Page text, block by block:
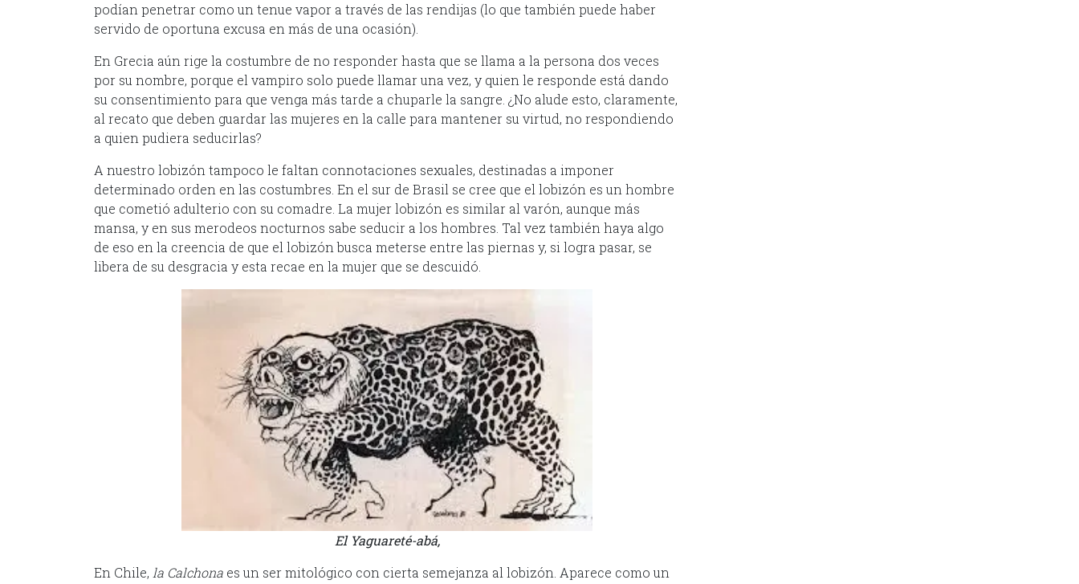
podían penetrar como un tenue vapor a través de las rendijas (lo que también puede haber
servido de oportuna excusa en más de una ocasión).
En Grecia aún rige la costumbre de no responder hasta que se llama a la persona dos veces
por su nombre, porque el vampiro solo puede llamar una vez, y quien le responde está dando
su consentimiento para que venga más tarde a chuparle la sangre. ¿No alude esto, claramente,
al recato que deben guardar las mujeres en la calle para mantener su virtud, no respondiendo
a quien pudiera seducirlas?
A nuestro lobizón tampoco le faltan connotaciones sexuales, destinadas a imponer
determinado orden en las costumbres. En el sur de Brasil se cree que el lobizón es un hombre
que cometió adulterio con su comadre. La mujer lobizón es similar al varón, aunque más
mansa, y en sus merodeos nocturnos sabe seducir a los hombres. Tal vez también haya algo
de eso en la creencia de que el lobizón busca meterse entre las piernas y, si logra pasar, se
libera de su desgracia y esta recae en la mujer que se descuidó.
El Yaguareté-abá,
En Chile, la Calchona es un ser mitológico con cierta semejanza al lobizón. Aparece como un